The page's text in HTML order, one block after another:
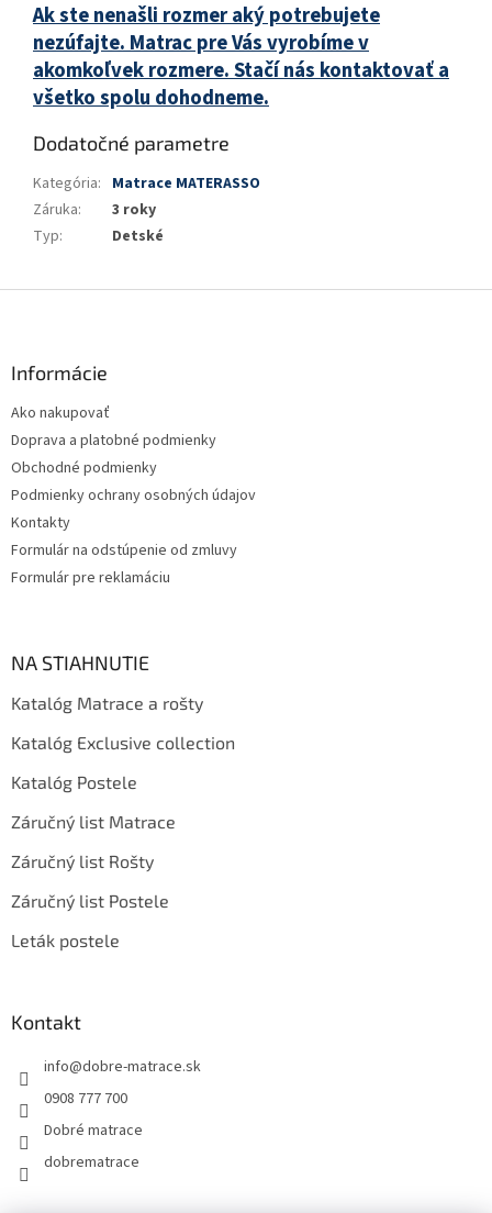
Ak ste nenašli rozmer aký potrebujete
nezúfajte. Matrac pre Vás vyrobíme v
akomkoľvek rozmere. Stačí nás kontaktovať a
všetko spolu dohodneme.
Dodatočné parametre
Kategória: Matrace MATERASSO
Záruka:
3 roky
Typ: Detské
Informácie
Ako nakupovať
Doprava a platobné podmienky
Obchodné podmienky
Podmienky ochrany osobných údajov
Kontakty
Formulár na odstúpenie od zmluvy
Formulár pre reklamáciu
NA STIAHNUTIE
Katalóg Matrace a rošty
Katalóg Exclusive collection
Katalóg Postele
Záručný list Matrace
Záručný list Rošty
Záručný list Postele
Leták postele
Kontakt
info@dobre-matrace.sk
0908 777 700
Dobré matrace
dobrematrace